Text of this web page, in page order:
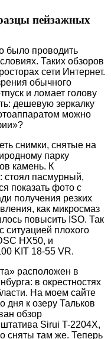
пейзажных
было проводить
Таких обзоров
сети Интернет.
обычного
и ломает голову
дешевую зеркалку
можно
снимки, снятые на
парку
камень. К
стоял пасмурный,
показать фото с
получения резких
как микросмаз
повысить ISO. Так
ситуацией плохого
HX50, и
KIT 18-55 VR.
расположен в
в окрестностях
На моем сайте
дня к озеру Тальков
обзор
Sirui T-2204X,
сняты там же. Теперь